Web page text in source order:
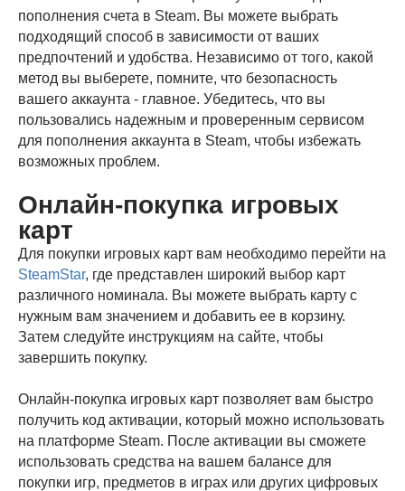
пополнения счета в Steam. Вы можете выбрать
подходящий способ в зависимости от ваших
предпочтений и удобства. Независимо от того, какой
метод вы выберете, помните, что безопасность
вашего аккаунта - главное. Убедитесь, что вы
пользовались надежным и проверенным сервисом
для пополнения аккаунта в Steam, чтобы избежать
возможных проблем.
Онлайн-покупка игровых
карт
Для покупки игровых карт вам необходимо перейти на
SteamStar, где представлен широкий выбор карт
различного номинала. Вы можете выбрать карту с
нужным вам значением и добавить ее в корзину.
Затем следуйте инструкциям на сайте, чтобы
завершить покупку.
Онлайн-покупка игровых карт позволяет вам быстро
получить код активации, который можно использовать
на платформе Steam. После активации вы сможете
использовать средства на вашем балансе для
покупки игр, предметов в играх или других цифровых